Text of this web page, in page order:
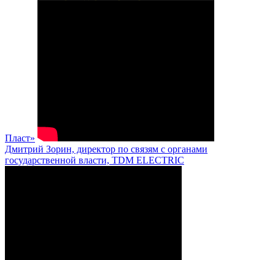
Пласт»
Дмитрий Зорин, директор по связям с органами
государственной власти, TDM ELECTRIC